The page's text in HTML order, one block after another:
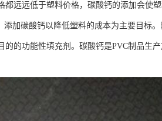
远远低于塑料价格，碳酸钙的添加会使
加碳酸钙以降低塑料的成本为主要目标
的功能性填充剂。碳酸钙是PVC制品生